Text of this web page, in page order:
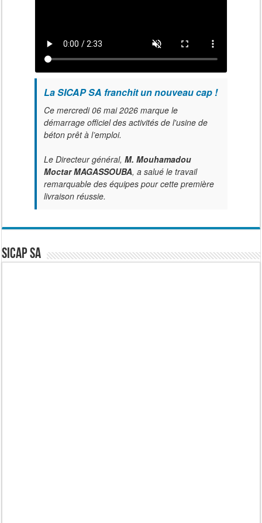
La SICAP SA franchit un nouveau cap !
Ce mercredi 06 mai 2026 marque le
démarrage officiel des activités de l'usine de
béton prêt à l’emploi.
Le Directeur général, M. Mouhamadou
Moctar MAGASSOUBA, a salué le travail
remarquable des équipes pour cette première
livraison réussie.
SICAP SA